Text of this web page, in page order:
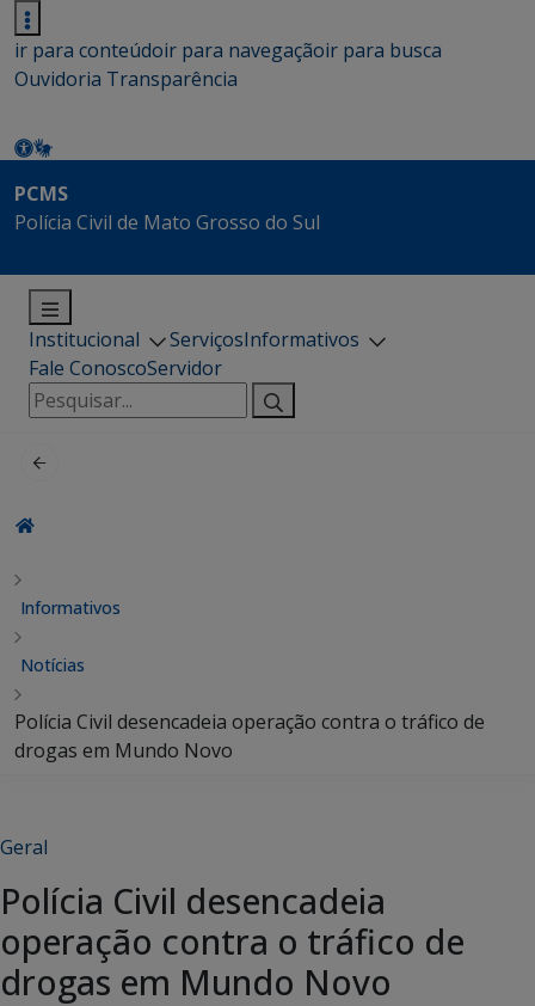
ir para conteúdoir para navegaçãoir para busca
Ouvidoria Transparência
PCMS
Polícia Civil de Mato Grosso do Sul
Institucional ServiçosInformativos
Fale ConoscoServidor
Pesquisar
por:
Informativos
Notícias
Polícia Civil desencadeia operação contra o tráfico de
drogas em Mundo Novo
Geral
Polícia Civil desencadeia
operação contra o tráfico de
drogas em Mundo Novo